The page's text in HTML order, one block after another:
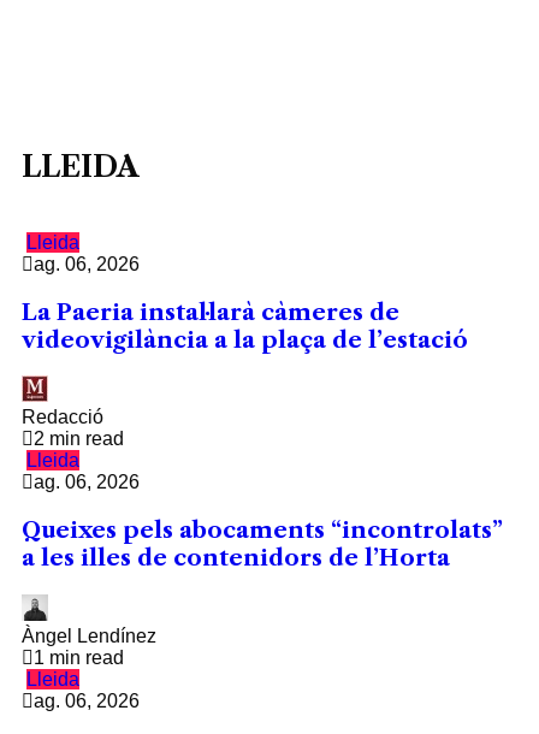
LLEIDA
Lleida
ag. 06, 2026
La Paeria instal·larà càmeres de
videovigilància a la plaça de l’estació
Redacció
2 min read
Lleida
ag. 06, 2026
Queixes pels abocaments “incontrolats”
a les illes de contenidors de l’Horta
Àngel Lendínez
1 min read
Lleida
ag. 06, 2026